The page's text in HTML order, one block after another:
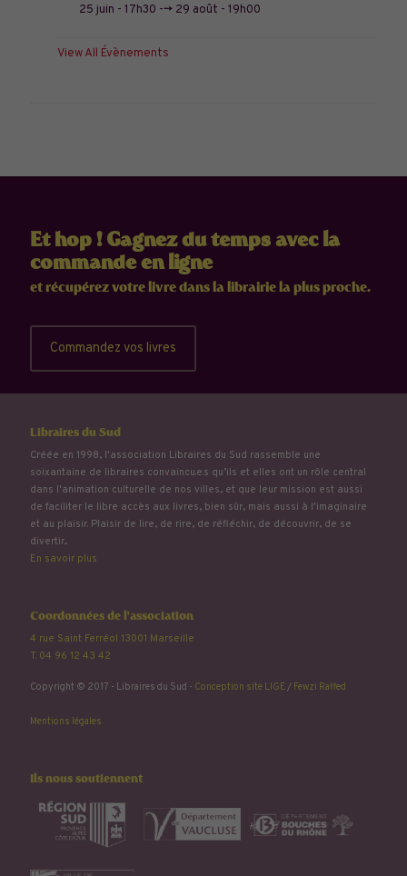
25 juin - 17h30 --> 29 août - 19h00
View All Évènements
Et hop ! Gagnez du temps avec la
commande en ligne
et récupérez votre livre dans la librairie la plus proche.
Commandez vos livres
Libraires du Sud
Créée en 1998, l'association Libraires du Sud rassemble une
soixantaine de libraires convaincu.e.s qu’ils et elles ont un rôle central
dans l'animation culturelle de nos villes, et que leur mission est aussi
de faciliter le libre accès aux livres, bien sûr, mais aussi à l'imaginaire
et au plaisir. Plaisir de lire, de rire, de réfléchir, de découvrir, de se
divertir...
En savoir plus
Coordonnées de l'association
4 rue Saint Ferréol 13001 Marseille
T. 04 96 12 43 42
Copyright © 2017 - Libraires du Sud - Conception site LIGE/ Fewzi Raffed
Mentions légales
Ils nous soutiennent